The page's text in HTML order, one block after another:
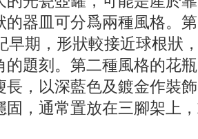
的器皿可分爲兩種風格。
早期，形狀較接近球根狀
的題刻。第二種風格的花
長，以深藍色及鍍金作裝
固，通常置放在三腳架上